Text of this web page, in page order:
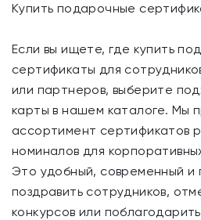
Купить подарочные
Если вы ищете, где купить
сертификаты для
или партнеров, выберите
карты в нашем каталоге. Мы
ассортимент сертификатов
номиналов для
Это удобный, современный и
поздравить сотрудников,
конкурсов или